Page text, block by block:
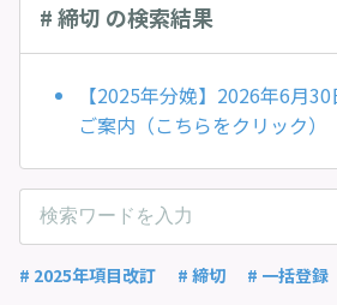
# 締切 の検索結果
【2025年分娩】2026年6月
ご案内（こちらをクリック）
# 2025年項目改訂 # 締切 # 一括登録